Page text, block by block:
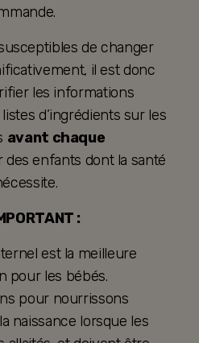
de changer
il est donc
les informations
d’ingrédients sur les
avant chaque
des enfants dont la santé
:
est la meilleure
pour les bébés.
pour nourrissons
naissance lorsque les